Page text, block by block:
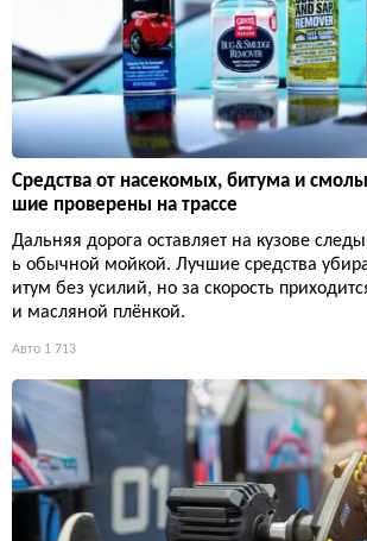
Средства от насекомых, битума и
шие проверены на трассе
Дальняя дорога оставляет на кузове
ь обычной мойкой. Лучшие средства
итум без усилий, но за скорость
и масляной плёнкой.
Авто 1 713